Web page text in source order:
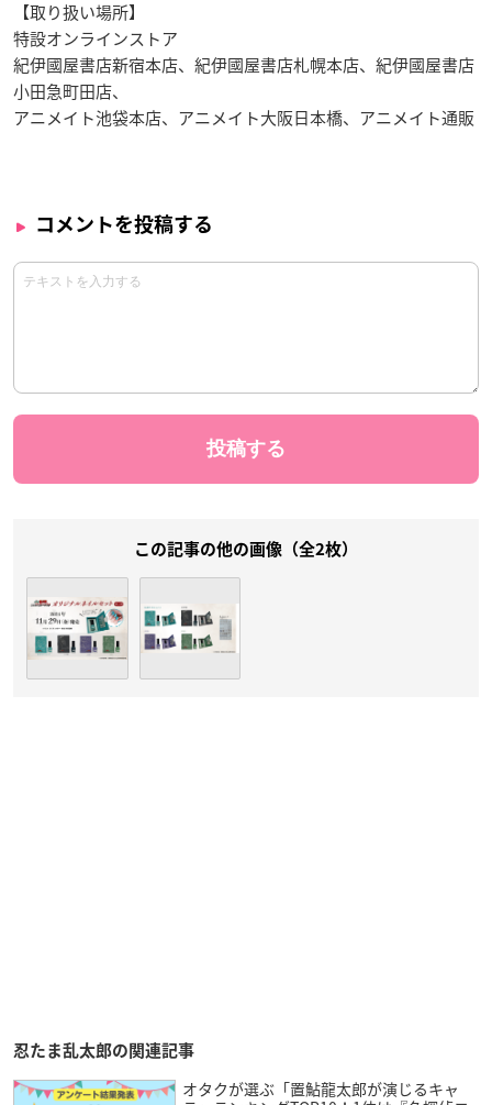
【取り扱い場所】
特設オンラインストア
紀伊國屋書店新宿本店、紀伊國屋書店札幌本店、紀伊國屋書店
小田急町田店、
アニメイト池袋本店、アニメイト大阪日本橋、アニメイト通販
コメントを投稿する
この記事の他の画像（全2枚）
忍たま乱太郎の関連記事
オタクが選ぶ「置鮎龍太郎が演じるキャ